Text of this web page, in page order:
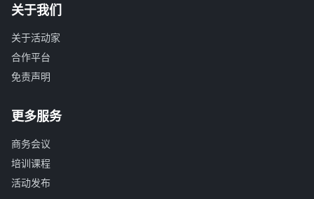
关于我们
关于活动家
合作平台
免责声明
更多服务
商务会议
培训课程
活动发布